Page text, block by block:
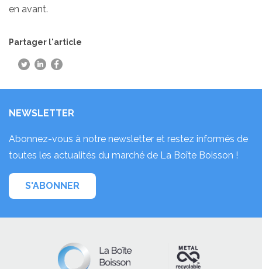
en avant.
Partager l'article
NEWSLETTER
Abonnez-vous à notre newsletter et restez informés de
toutes les actualités du marché de La Boîte Boisson !
S'ABONNER